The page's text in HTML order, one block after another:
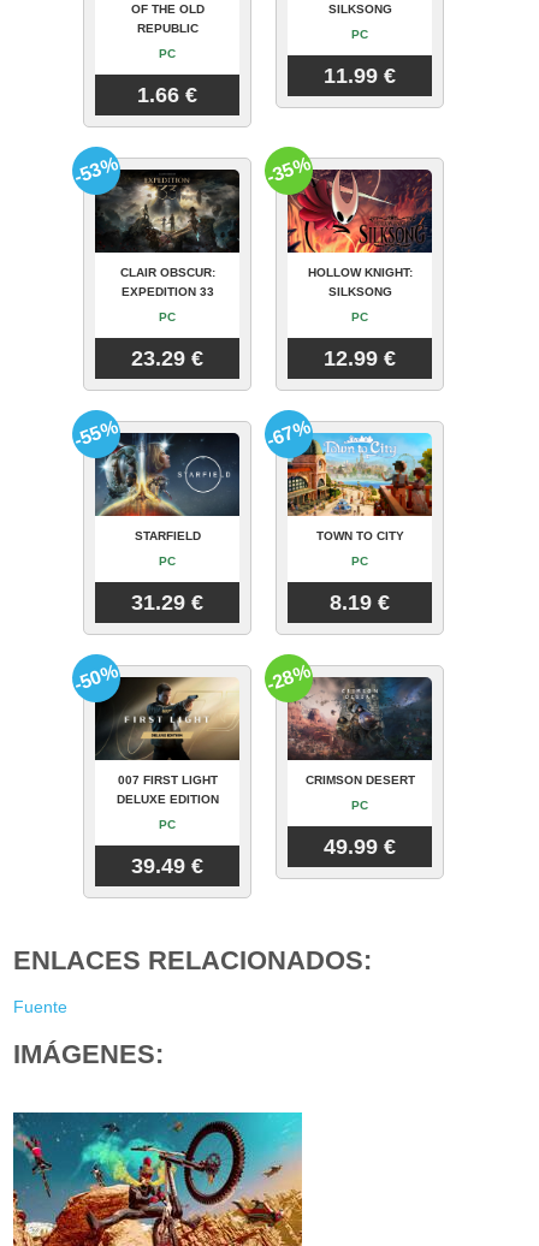
OF THE OLD
REPUBLIC
PC
1.66 €
SILKSONG
PC
11.99 €
CLAIR OBSCUR:
EXPEDITION 33
PC
23.29 €
-53%
HOLLOW KNIGHT:
SILKSONG
PC
12.99 €
-35%
STARFIELD
PC
31.29 €
-55%
TOWN TO CITY
PC
8.19 €
-67%
007 FIRST LIGHT
DELUXE EDITION
PC
39.49 €
-50%
CRIMSON DESERT
PC
49.99 €
-28%
ENLACES RELACIONADOS:
Fuente
IMÁGENES: